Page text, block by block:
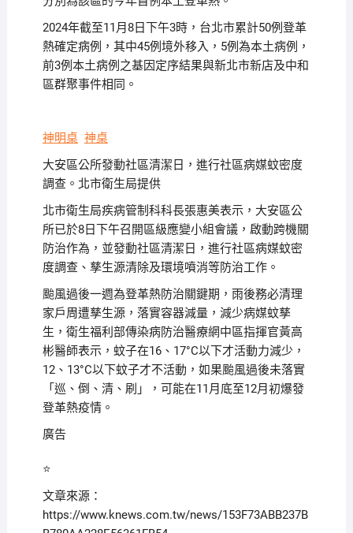
2024年截至11月8日下午3時，台北市累計50例登革
熱確定病例，其中45例境外移入，5例為本土病例，
前3例本土病例之基因定序結果與新北市新店及中和
區群聚事件相同。
神明桌 神桌
大安區公所發動社區清潔日，進行社區病媒蚊密度
調查。北市衛生局提供
北市衛生局疾病管制科科長張惠美表示，大安區公
所已於8日下午召開區級應變小組會議，啟動跨機關
防治作為，並發動社區清潔日，進行社區病媒蚊密
度調查、孳生源清除及環境噴消等防治工作。
颱風過後一週為登革熱防治關鍵期，雨後務必清理
家戶周遭孳生源，落實容器減量，減少病媒蚊孳
生，衛生福利部傳染病防治醫療網中區指揮官黃高
彬醫師表示，蚊子在16、17°C以下才活動力減少，
12、13°C以下蚊子才不活動，如果颱風過後未落實
「巡、倒、清、刷」，可能在11月底至12月初爆發
登革熱疫情。
廣告
⭐️
文章來源：
https://www.knews.com.tw/news/153F73ABB237B